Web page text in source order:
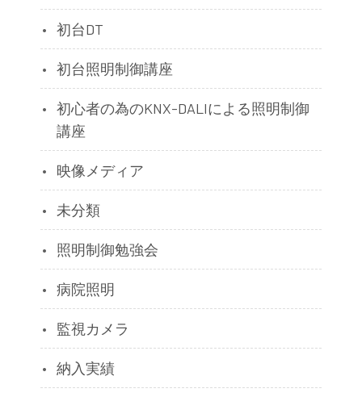
初台DT
初台照明制御講座
初心者の為のKNX-DALIによる照明制御
講座
映像メディア
未分類
照明制御勉強会
病院照明
監視カメラ
納入実績